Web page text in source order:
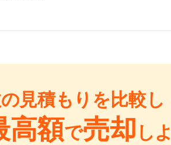
見積もりを比較し
高額で売却 しよ